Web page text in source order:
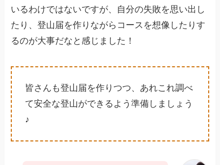
いるわけではないですが、自分の失敗を思い出し
たり、登山届を作りながらコースを想像したりす
るのが大事だなと感じました！
皆さんも登山届を作りつつ、あれこれ調べ
て安全な登山ができるよう準備しましょう
♪